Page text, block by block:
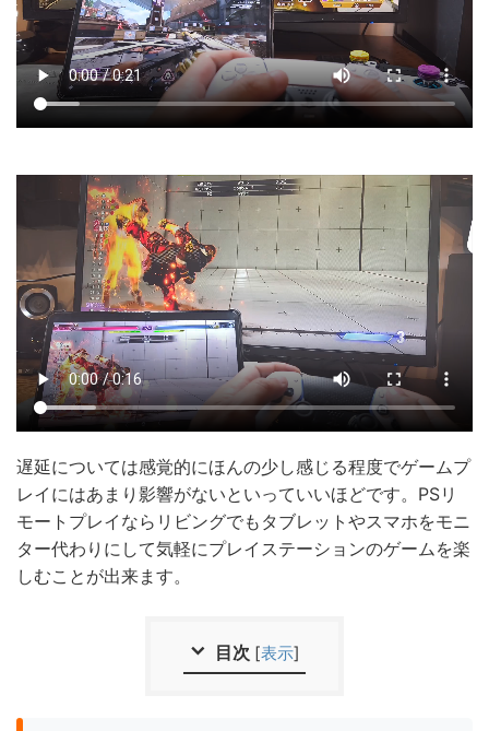
遅延については感覚的にほんの少し感じる程度でゲームプ
レイにはあまり影響がないといっていいほどです。PSリ
モートプレイならリビングでもタブレットやスマホをモニ
ター代わりにして気軽にプレイステーションのゲームを楽
しむことが出来ます。
目次 [表示]